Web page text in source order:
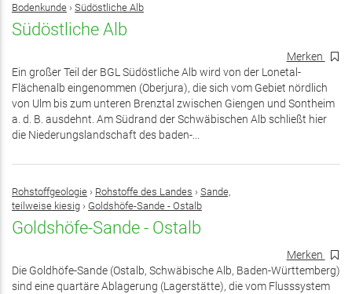
Bodenkunde › Südöstliche Alb
Südöstliche Alb
Merken
Ein großer Teil der BGL Südöstliche Alb wird von der Lonetal-
Flächenalb eingenommen (Oberjura), die sich vom Gebiet nördlich
von Ulm bis zum unteren Brenztal zwischen Giengen und Sontheim
a. d. B. ausdehnt. Am Südrand der Schwäbischen Alb schließt hier
die Niederungslandschaft des baden-...
Rohstoffgeologie › Rohstoffe des Landes › Sande,
teilweise kiesig › Goldshöfe-Sande - Ostalb
Goldshöfe-Sande - Ostalb
Merken
Die Goldhöfe-Sande (Ostalb, Schwäbische Alb, Baden-Württemberg)
sind eine quartäre Ablagerung (Lagerstätte), die vom Flusssystem